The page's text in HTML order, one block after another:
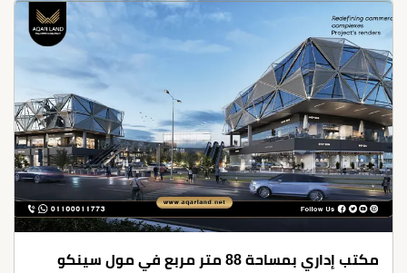
مكتب إداري بمساحة 88 متر مربع في مول سينكو